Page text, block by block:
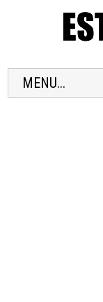
MENU...